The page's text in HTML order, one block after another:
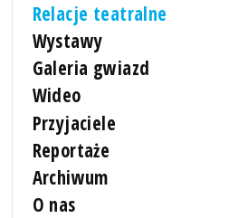
Relacje teatralne
Wystawy
Galeria gwiazd
Wideo
Przyjaciele
Reportaże
Archiwum
O nas